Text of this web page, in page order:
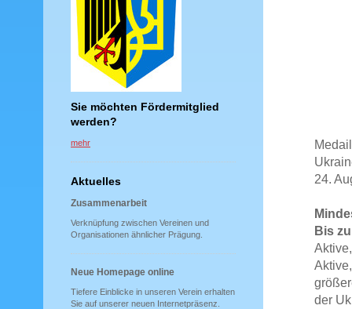
Sie möchten Fördermitglied
werden?
mehr
Aktuelles
Zusammenarbeit
Verknüpfung zwischen Vereinen und
Organisationen ähnlicher Prägung.
Neue Homepage online
Tiefere Einblicke in unseren Verein erhalten
Sie auf unserer neuen Internetpräsenz.
24.
Bis
der